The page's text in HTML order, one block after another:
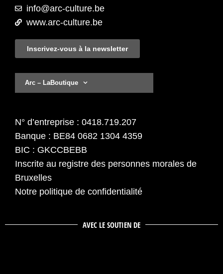
info@arc-culture.be
www.arc-culture.be
Inscrivez-vous à la newsletter
Arc – LaBoutique
N° d’entreprise : 0418.719.207
Banque : BE84 0682 1304 4359
BIC : GKCCBEBB
Inscrite au registre des personnes morales de
Bruxelles
Notre politique de confidentialité
AVEC LE SOUTIEN DE